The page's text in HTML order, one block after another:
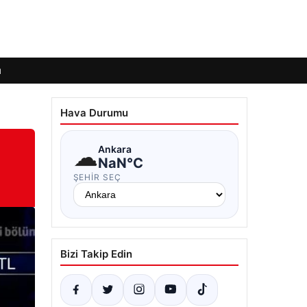
Hava Durumu
☁Ankara
NaN°C
ŞEHIR SEÇ
Bizi Takip Edin